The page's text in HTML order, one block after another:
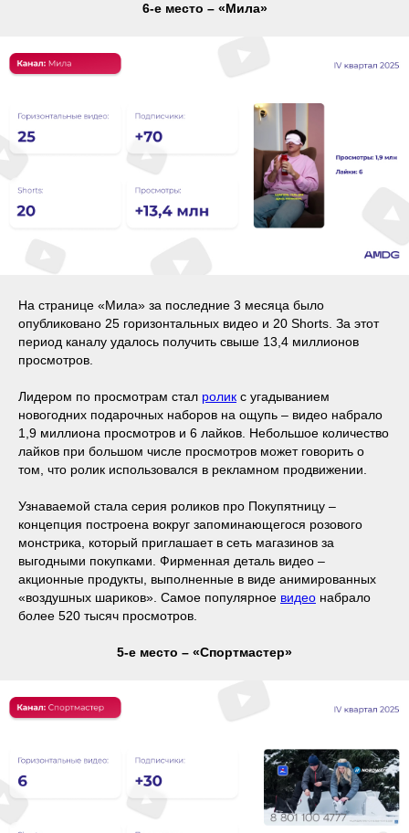
6-е место – «Мила»
На странице «Мила» за последние 3 месяца было
опубликовано 25 горизонтальных видео и 20 Shorts. За этот
период каналу удалось получить свыше 13,4 миллионов
просмотров.
Лидером по просмотрам стал ролик с угадыванием
новогодних подарочных наборов на ощупь – видео набрало
1,9 миллиона просмотров и 6 лайков. Небольшое количество
лайков при большом числе просмотров может говорить о
том, что ролик использовался в рекламном продвижении.
Узнаваемой стала серия роликов про Покупятницу –
концепция построена вокруг запоминающегося розового
монстрика, который приглашает в сеть магазинов за
выгодными покупками. Фирменная деталь видео –
акционные продукты, выполненные в виде анимированных
«воздушных шариков». Самое популярное видео набрало
более 520 тысяч просмотров.
5-е место – «Спортмастер»